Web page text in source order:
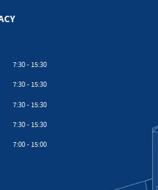
7:30 - 15:30
7:30 - 15:30
7:30 - 15:30
7:30 - 15:30
7:00 - 15:00